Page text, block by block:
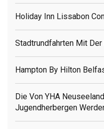
Holiday Inn Lissabon
Stadtrundfahrten Mit
Hampton By Hilton
Die Von YHA
Jugendherbergen